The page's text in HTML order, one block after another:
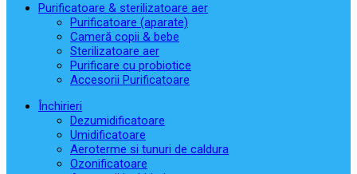
Purificatoare & sterilizatoare aer
Purificatoare (aparate)
Cameră copii & bebe
Sterilizatoare aer
Purificare cu probiotice
Accesorii Purificatoare
Închirieri
Dezumidificatoare
Umidificatoare
Aeroterme si tunuri de caldura
Ozonificatoare